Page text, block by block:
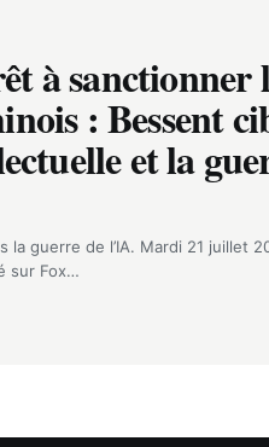
à sanctionner
: Bessent
et la
la guerre de l’IA. Mardi 21 juillet
sur Fox…